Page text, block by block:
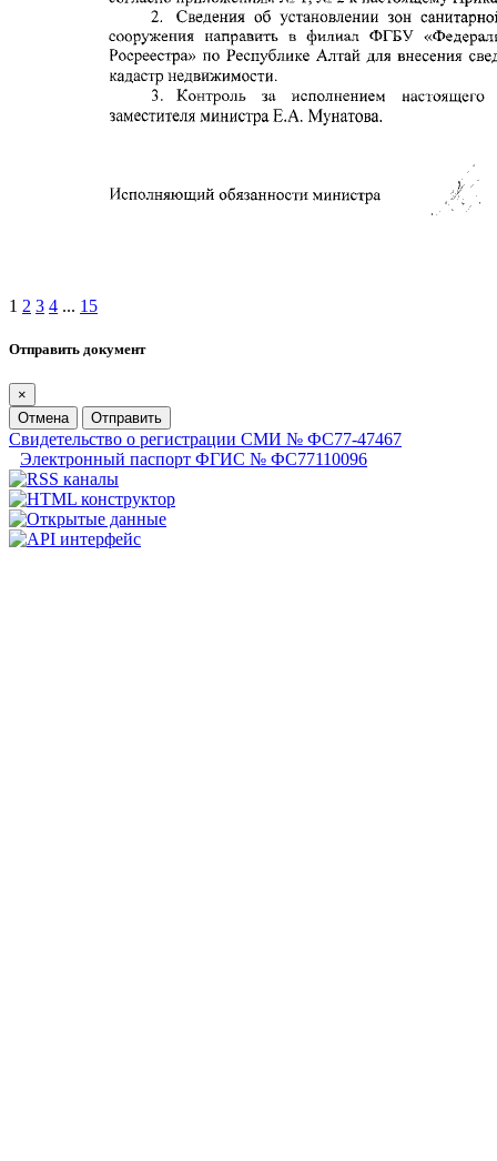
1 2 3 4 ... 15
Отправить документ
×
Отмена
Отправить
Свидетельство о регистрации СМИ № ФС77-47467
Электронный паспорт ФГИС № ФС77110096